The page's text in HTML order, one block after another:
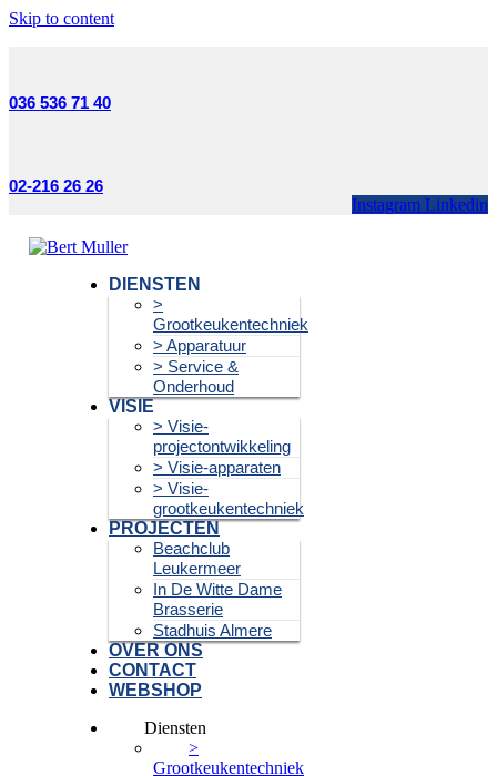
Skip to content
036 536 71 40
02-216 26 26
Instagram Linkedin
DIENSTEN
>
Grootkeukentechniek
> Apparatuur
> Service &
Onderhoud
VISIE
> Visie-
projectontwikkeling
> Visie-apparaten
> Visie-
grootkeukentechniek
PROJECTEN
Beachclub
Leukermeer
In De Witte Dame
Brasserie
Stadhuis Almere
OVER ONS
CONTACT
WEBSHOP
Diensten
>
Grootkeukentechniek